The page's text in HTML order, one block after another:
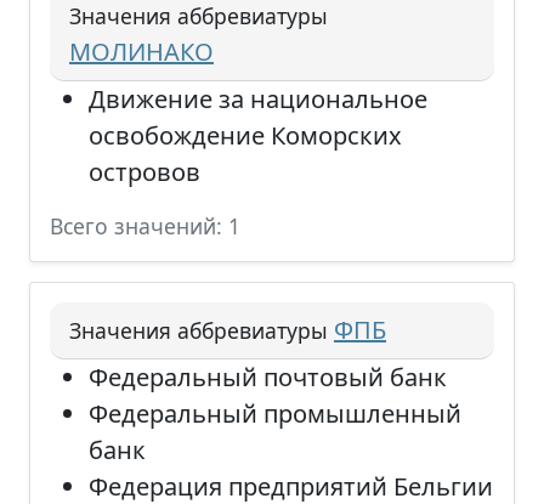
Значения аббревиатуры
МОЛИНАКО
Движение за национальное
освобождение Коморских
островов
Всего значений: 1
Значения аббревиатуры ФПБ
Федеральный почтовый банк
Федеральный промышленный
банк
Федерация предприятий Бельгии